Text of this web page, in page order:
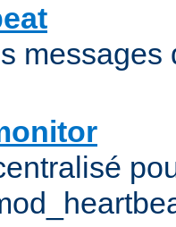
messages